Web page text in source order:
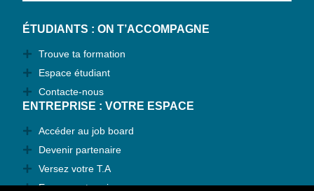
ÉTUDIANTS : ON T’ACCOMPAGNE
Trouve ta formation
Espace étudiant
Contacte-nous
ENTREPRISE : VOTRE ESPACE
Accéder au job board
Devenir partenaire
Versez votre T.A
Espace entreprise